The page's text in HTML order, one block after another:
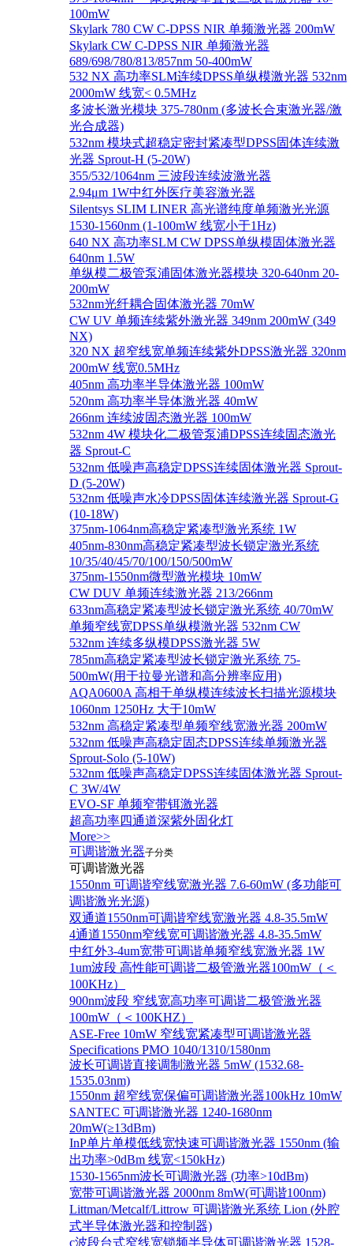
100mW
Skylark 780 CW C-DPSS NIR 单频激光器 200mW
Skylark CW C-DPSS NIR 单频激光器
689/698/780/813/857nm 50-400mW
532 NX 高功率SLM连续DPSS单纵模激光器 532nm
2000mW 线宽< 0.5MHz
多波长激光模块 375-780nm (多波长合束激光器/激
光合成器)
532nm 模块式超稳定密封紧凑型DPSS固体连续激
光器 Sprout-H (5-20W)
355/532/1064nm 三波段连续波激光器
2.94μm 1W中红外医疗美容激光器
Silentsys SLIM LINER 高光谱纯度单频激光光源
1530-1560nm (1-100mW 线宽小于1Hz)
640 NX 高功率SLM CW DPSS单纵模固体激光器
640nm 1.5W
单纵模二极管泵浦固体激光器模块 320-640nm 20-
200mW
532nm光纤耦合固体激光器 70mW
CW UV 单频连续紫外激光器 349nm 200mW (349
NX)
320 NX 超窄线宽单频连续紫外DPSS激光器 320nm
200mW 线宽0.5MHz
405nm 高功率半导体激光器 100mW
520nm 高功率半导体激光器 40mW
266nm 连续波固态激光器 100mW
532nm 4W 模块化二极管泵浦DPSS连续固态激光
器 Sprout-C
532nm 低噪声高稳定DPSS连续固体激光器 Sprout-
D (5-20W)
532nm 低噪声水冷DPSS固体连续激光器 Sprout-G
(10-18W)
375nm-1064nm高稳定紧凑型激光系统 1W
405nm-830nm高稳定紧凑型波长锁定激光系统
10/35/40/45/70/100/150/500mW
375nm-1550nm微型激光模块 10mW
CW DUV 单频连续激光器 213/266nm
633nm高稳定紧凑型波长锁定激光系统 40/70mW
单频窄线宽DPSS单纵模激光器 532nm CW
532nm 连续多纵模DPSS激光器 5W
785nm高稳定紧凑型波长锁定激光系统 75-
500mW(用于拉曼光谱和高分辨率应用)
AQA0600A 高相干单纵模连续波长扫描光源模块
1060nm 1250Hz 大于10mW
532nm 高稳定紧凑型单频窄线宽激光器 200mW
532nm 低噪声高稳定固态DPSS连续单频激光器
Sprout‐Solo (5-10W)
532nm 低噪声高稳定DPSS连续固体激光器 Sprout-
C 3W/4W
EVO-SF 单频窄带铒激光器
超高功率四通道深紫外固化灯
More>>
可调谐激光器子分类
可调谐激光器
1550nm 可调谐窄线宽激光器 7.6-60mW (多功能可
调谐激光光源)
双通道1550nm可调谐窄线宽激光器 4.8-35.5mW
4通道1550nm窄线宽可调谐激光器 4.8-35.5mW
中红外3-4um宽带可调谐单频窄线宽激光器 1W
1um波段 高性能可调谐二极管激光器100mW（＜
100KHz）
900nm波段 窄线宽高功率可调谐二极管激光器
100mW（＜100KHZ）
ASE-Free 10mW 窄线宽紧凑型可调谐激光器
Specifications PMO 1040/1310/1580nm
波长可调谐直接调制激光器 5mW (1532.68-
1535.03nm)
1550nm 超窄线宽保偏可调谐激光器100kHz 10mW
SANTEC 可调谐激光器 1240-1680nm
20mW(≥13dBm)
InP单片单模低线宽快速可调谐激光器 1550nm (输
出功率>0dBm 线宽<150kHz)
1530-1565nm波长可调激光器 (功率>10dBm)
宽带可调谐激光器 2000nm 8mW(可调谐100nm)
Littman/Metcalf/Littrow 可调谐激光系统 Lion (外腔
式半导体激光器和控制器)
c波段台式窄线宽锁频半导体可调谐激光器 1528-